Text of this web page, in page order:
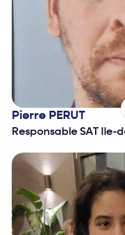
Pierre PERUT
Responsable SAT Ile-